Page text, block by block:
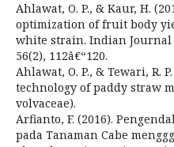
Ahlawat, O. P., & Kaur, H.
optimization of fruit body
white strain. Indian Journal
56(2), 112â€“120.
Ahlawat, O. P., & Tewari, R.
technology of paddy straw
volvaceae).
Arfianto, F. (2016).
pada Tanaman Cabe